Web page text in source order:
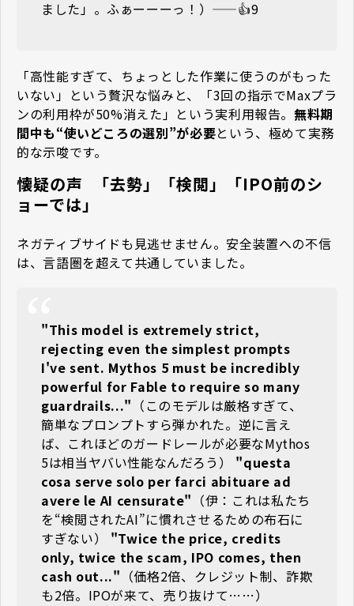
ました」。ふぁーーーっ！）——👍9
「高性能すぎて、ちょっとした作業に使うのがもった
いない」という贅沢な悩みと、「3回の指示でMaxプラ
ンの利用枠が50%消えた」という実利用報告。無料期
間中も“使いどころの選別”が必要という、極めて実務
的な示唆です。
懐疑の声 ―― 「去勢」「検閲」「IPO前のシ
ョーでは」
ネガティブサイドも見逃せません。安全装置への不信
は、言語圏を超えて共通していました。
"This model is extremely strict,
rejecting even the simplest prompts
I've sent. Mythos 5 must be incredibly
powerful for Fable to require so many
guardrails..." （このモデルは厳格すぎて、
簡単なプロンプトすら弾かれた。逆に言え
ば、これほどのガードレールが必要なMythos
5は相当ヤバい性能なんだろう） "questa
cosa serve solo per farci abituare ad
avere le AI censurate" （伊：これは私たち
を“検閲されたAI”に慣れさせるための布石に
すぎない） "Twice the price, credits
only, twice the scam, IPO comes, then
cash out..." （価格2倍、クレジット制、詐欺
も2倍。IPOが来て、売り抜けて……）